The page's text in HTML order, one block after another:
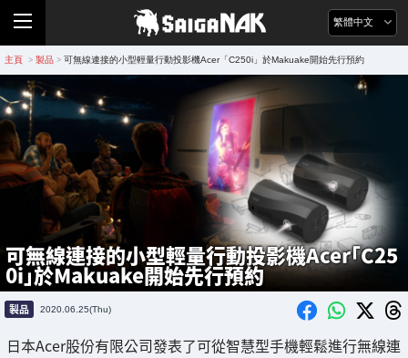
繁體中文
主頁 > 製品 > 可無線連接的小型輕量行動投影機Acer「C250i」於Makuake開始先行預約
可無線連接的小型輕量行動投影機Acer「C25
0i」於Makuake開始先行預約
製品 2020.06.25(Thu)
日本Acer股份有限公司發表了可從智慧型手機輕鬆進行無線連